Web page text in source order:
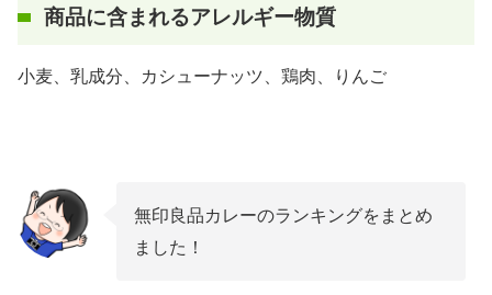
商品に含まれるアレルギー物質
小麦、乳成分、カシューナッツ、鶏肉、りんご
無印良品カレーのランキングをまとめ
ました！